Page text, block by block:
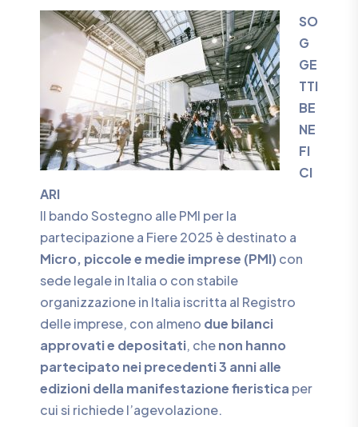
SO
G
GE
TTI
BE
NE
FI
CI
ARI
Il bando Sostegno alle PMI per la
partecipazione a Fiere 2025 è destinato a
Micro, piccole e medie imprese (PMI) con
sede legale in Italia o con stabile
organizzazione in Italia iscritta al Registro
delle imprese, con almeno due bilanci
approvati e depositati, chenon hanno
partecipato nei precedenti 3 anni alle
edizioni della manifestazione fieristica per
cui si richiede l’agevolazione.